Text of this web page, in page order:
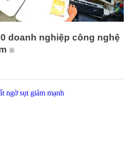
doanh nghiệp công nghệ